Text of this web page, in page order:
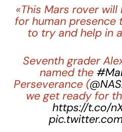
«This Mars rover
for human presence
to try and help in
Seventh grader
named the
Perseverance (
we get ready for
https://t.co/